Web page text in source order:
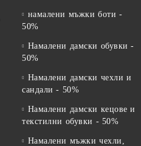
намалени мъжки боти -
50%
Намалени дамски обувки -
50%
Намалени дамски чехли и
сандали - 50%
Намалени дамски кецове и
текстилни обувки - 50%
Намалени мъжки чехли,